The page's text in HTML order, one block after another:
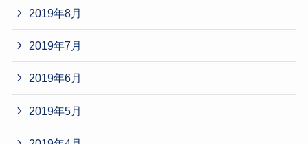
2019年8月
2019年7月
2019年6月
2019年5月